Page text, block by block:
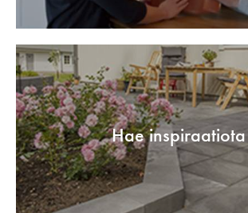
Hae inspiraatiota